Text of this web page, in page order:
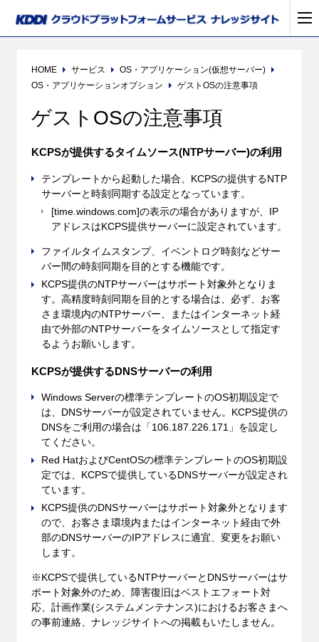
HOME サービス
OS・アプリケーション(仮想サーバー)
OS・アプリケーションオプション
ゲストOSの注意事項
ゲストOSの注意事項
KCPSが提供するタイムソース(NTPサーバー)の利用
テンプレートから起動した場合、KCPSの提供するNTP
サーバーと時刻同期する設定となっています。
[time.windows.com]の表示の場合がありますが、IP
アドレスはKCPS提供サーバーに設定されています。
ファイルタイムスタンプ、イベントログ時刻などサー
バー間の時刻同期を目的とする機能です。
KCPS提供のNTPサーバーはサポート対象外となりま
す。高精度時刻同期を目的とする場合は、必ず、お客
さま環境内のNTPサーバー、またはインターネット経
由で外部のNTPサーバーをタイムソースとして指定す
るようお願いします。
KCPSが提供するDNSサーバーの利用
Windows Serverの標準テンプレートのOS初期設定で
は、DNSサーバーが設定されていません。KCPS提供の
DNSをご利用の場合は「106.187.226.171」を設定し
てください。
Red HatおよびCentOSの標準テンプレートのOS初期設
定では、KCPSで提供しているDNSサーバーが設定され
ています。
KCPS提供のDNSサーバーはサポート対象外となります
ので、お客さま環境内またはインターネット経由で外
部のDNSサーバーのIPアドレスに適宜、変更をお願い
します。
※KCPSで提供しているNTPサーバーとDNSサーバーはサ
ポート対象外のため、障害復旧はベストエフォート対
応、計画作業(システムメンテナンス)におけるお客さまへ
の事前連絡、ナレッジサイトへの掲載もいたしません。